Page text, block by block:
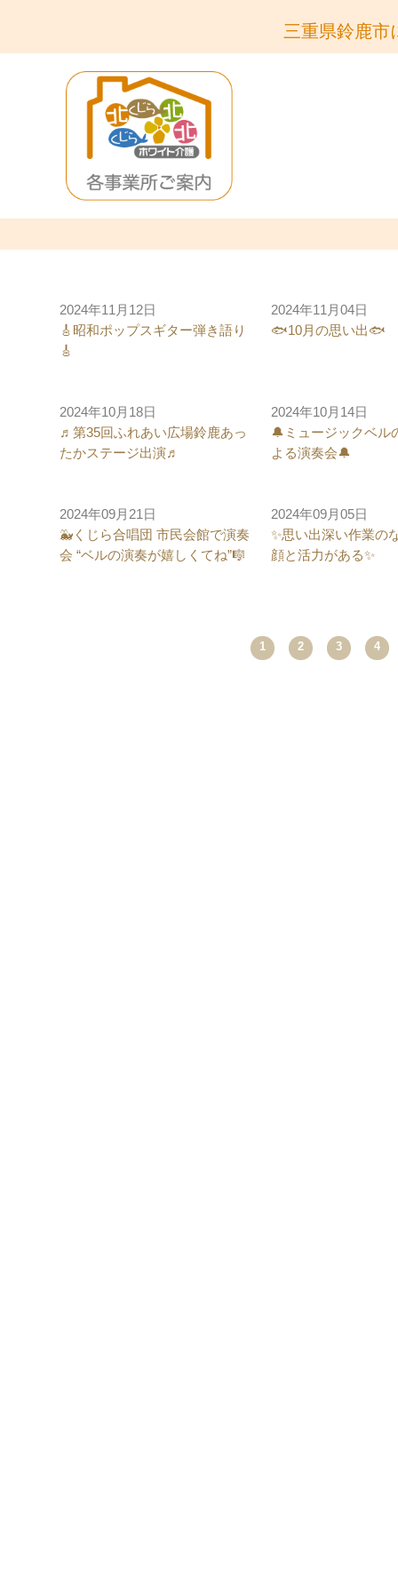
三重県鈴鹿市
2024年11月12日
🎸昭和ポップスギター弾き語り
🎸
2024年11月04日
🐟10月の思い出🐟
2024年10月18日
♬第35回ふれあい広場鈴鹿あっ
たかステージ出演♬
2024年10月14日
🔔ミュージックベル
よる演奏会🔔
2024年09月21日
🐳くじら合唱団 市民会館で演奏
会 “ベルの演奏が嬉しくてね”🎼
2024年09月05日
✨思い出深い作業の
顔と活力がある✨
Prev1 2 3 4